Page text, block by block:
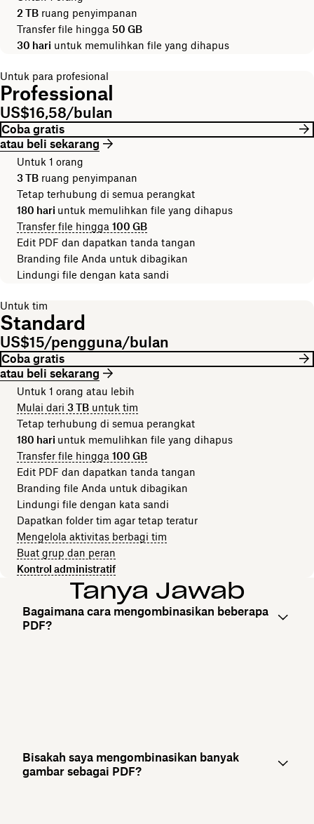
2 TB ruang penyimpanan
Transfer file hingga 50 GB
30 hari untuk memulihkan file yang dihapus
Untuk para profesional
Professional
US$16,58/bulan
Coba gratis
atau beli sekarang
Untuk 1 orang
3 TB ruang penyimpanan
Tetap terhubung di semua perangkat
180 hari untuk memulihkan file yang dihapus
Transfer file hingga 100 GB
Edit PDF dan dapatkan tanda tangan
Branding file Anda untuk dibagikan
Lindungi file dengan kata sandi
Untuk tim
Standard
US$15/pengguna/bulan
Coba gratis
atau beli sekarang
Untuk 1 orang atau lebih
Mulai dari 3 TB untuk tim
Tetap terhubung di semua perangkat
180 hari untuk memulihkan file yang dihapus
Transfer file hingga 100 GB
Edit PDF dan dapatkan tanda tangan
Branding file Anda untuk dibagikan
Lindungi file dengan kata sandi
Dapatkan folder tim agar tetap teratur
Mengelola aktivitas berbagi tim
Buat grup dan peran
Kontrol administratif
Tanya Jawab
Bagaimana cara mengombinasikan beberapa
PDF?
Bisakah saya mengombinasikan banyak
gambar sebagai PDF?